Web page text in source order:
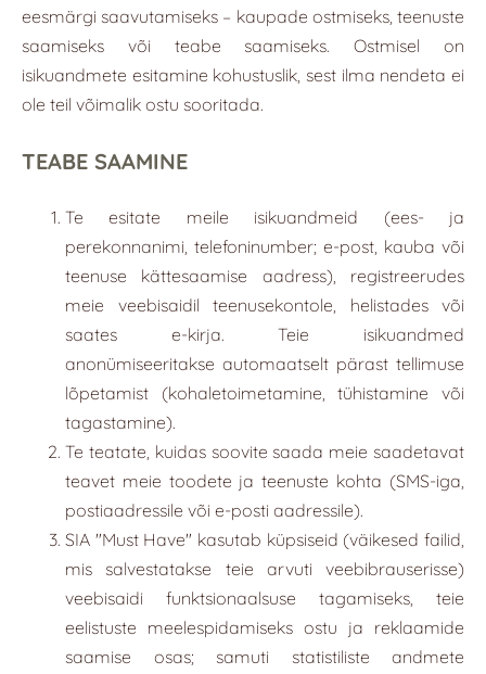
eesmärgi saavutamiseks – kaupade ostmiseks, teenuste
saamiseks või teabe saamiseks. Ostmisel on
isikuandmete esitamine kohustuslik, sest ilma nendeta ei
ole teil võimalik ostu sooritada.
TEABE SAAMINE
Te esitate meile isikuandmeid (ees- ja
perekonnanimi, telefoninumber; e-post, kauba või
teenuse kättesaamise aadress), registreerudes
meie veebisaidil teenusekontole, helistades või
saates e-kirja. Teie isikuandmed
anonümiseeritakse automaatselt pärast tellimuse
lõpetamist (kohaletoimetamine, tühistamine või
tagastamine).
Te teatate, kuidas soovite saada meie saadetavat
teavet meie toodete ja teenuste kohta (SMS-iga,
postiaadressile või e-posti aadressile).
SIA "Must Have" kasutab küpsiseid (väikesed failid,
mis salvestatakse teie arvuti veebibrauserisse)
veebisaidi funktsionaalsuse tagamiseks, teie
eelistuste meelespidamiseks ostu ja reklaamide
saamise osas; samuti statistiliste andmete